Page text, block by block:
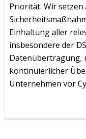
Priorität. Wir
Einhaltung aller
insbesondere der
Datenübertragung,
kontinuierlicher
Unternehmen vor